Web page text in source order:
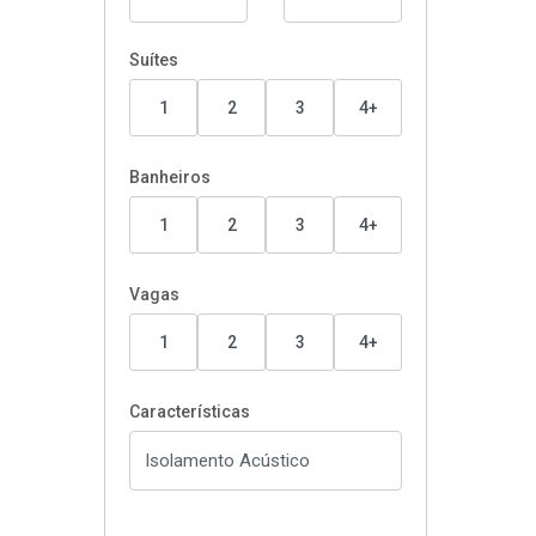
Suítes
1 2 3 4+
Banheiros
1 2 3 4+
Vagas
1 2 3 4+
Características